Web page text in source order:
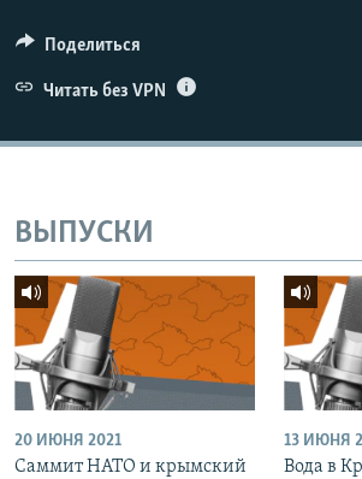
Поделиться
Читать без VPN
ВЫПУСКИ
20 ИЮНЯ 2021
Саммит НАТО и крымский
13 ИЮНЯ
Вода в